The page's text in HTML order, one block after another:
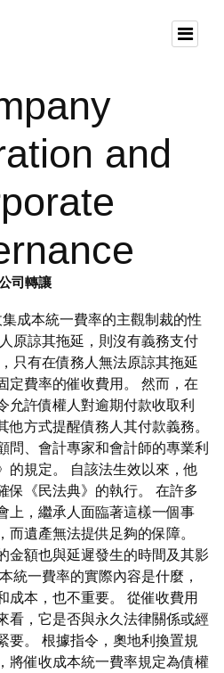
and
司轉讓
成本統一費率的主觀制裁的性
原諒其拖延，則沒有義務支付
只有在債務人無法原諒其拖延
定費率的催收費用。 然而，在
允許債權人對逾期付款收取利
他方式提醒債務人其付款義務。
問、會計專家和會計師的專業利
的規定。 自該法生效以來，他
保《民法典》的執行。 在許多
上，繼承人面臨著這樣一個事
遺產無法提供足夠的保障。
金額也與延遲發生的時間及其影
統一費率的實際內容是什麼，
成本，也不重要。 從催收費用
看，它是否與永久法律關係或經
要。 根據指令，奧地利換置規
將催收成本統一費率規定為債權